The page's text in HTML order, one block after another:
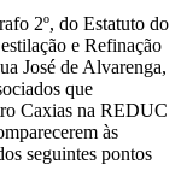
2º, do Estatuto do
e Refinação
José de Alvarenga,
que
Caxias na REDUC
às
seguintes pontos